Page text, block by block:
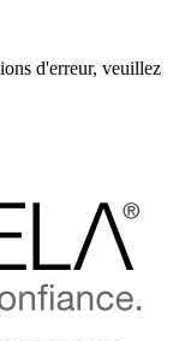
d'erreur, veuillez